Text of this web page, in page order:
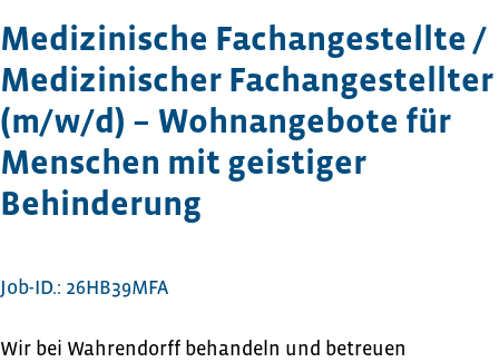
Medizinische Fachangestellte /
Medizinischer Fachangestellter
(m/w/d) – Wohnangebote für
Menschen mit geistiger
Behinderung
Job-ID.: 26HB39MFA
Wir bei Wahrendorff behandeln und betreuen